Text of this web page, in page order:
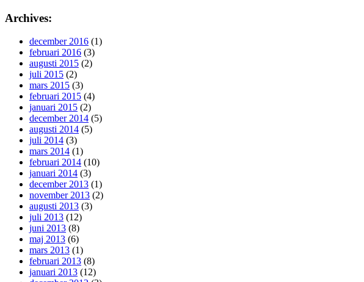
Archives:
december 2016 (1)
februari 2016 (3)
augusti 2015 (2)
juli 2015 (2)
mars 2015 (3)
februari 2015 (4)
januari 2015 (2)
december 2014 (5)
augusti 2014 (5)
juli 2014 (3)
mars 2014 (1)
februari 2014 (10)
januari 2014 (3)
december 2013 (1)
november 2013 (2)
augusti 2013 (3)
juli 2013 (12)
juni 2013 (8)
maj 2013 (6)
mars 2013 (1)
februari 2013 (8)
januari 2013 (12)